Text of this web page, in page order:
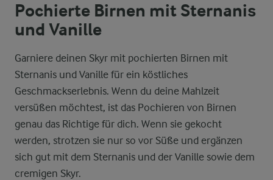
Pochierte Birnen mit Sternanis
und Vanille
Garniere deinen Skyr mit pochierten Birnen mit
Sternanis und Vanille für ein köstliches
Geschmackserlebnis. Wenn du deine Mahlzeit
versüßen möchtest, ist das Pochieren von Birnen
genau das Richtige für dich. Wenn sie gekocht
werden, strotzen sie nur so vor Süße und ergänzen
sich gut mit dem Sternanis und der Vanille sowie dem
cremigen Skyr.